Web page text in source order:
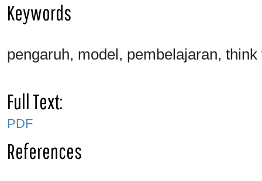
Keywords
pengaruh, model, pembelajaran,
Full Text:
PDF
References